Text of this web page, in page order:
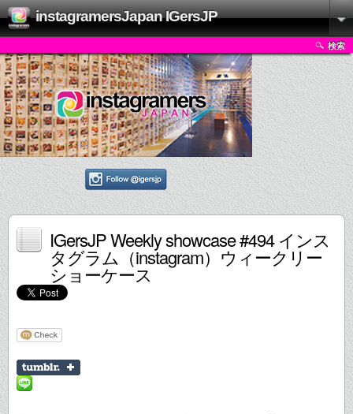
instagramersJapan IGersJP
検索
IGersJP Weekly showcase #494 インス
タグラム（instagram）ウィークリー
ショーケース